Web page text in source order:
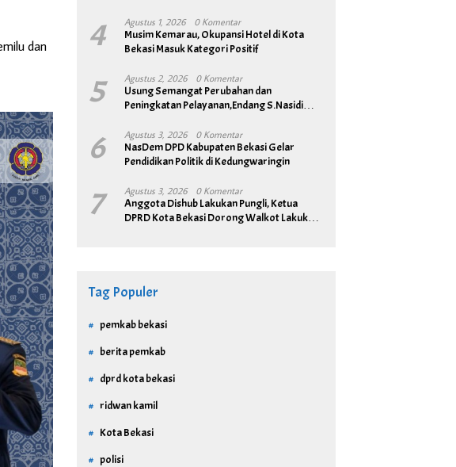
dan
4 Agustus 1, 2026 0 Komentar
Musim Kemarau, Okupansi Hotel di Kota
Bekasi Masuk Kategori Positif
5 Agustus 2, 2026 0 Komentar
Usung Semangat Perubahan dan
Peningkatan Pelayanan,Endang S.Nasidi
6 Agustus 3, 2026 0 Komentar
NasDem DPD Kabupaten Bekasi Gelar
Pendidikan Politik di Kedungwaringin
7 Agustus 3, 2026 0 Komentar
Anggota Dishub Lakukan Pungli, Ketua
DPRD Kota Bekasi Dorong Walkot Lakukan
Tag Populer
pemkab bekasi
berita pemkab
dprd kota bekasi
ridwan kamil
Kota Bekasi
polisi